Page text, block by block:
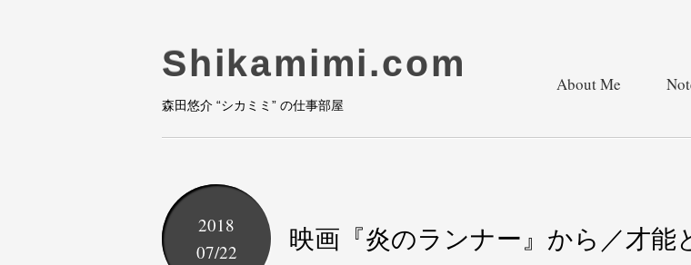
Shikamimi.com
森田悠介 “シカミミ” の仕事部屋
About Me
映画『炎のランナー』から／才能
2018
07/22